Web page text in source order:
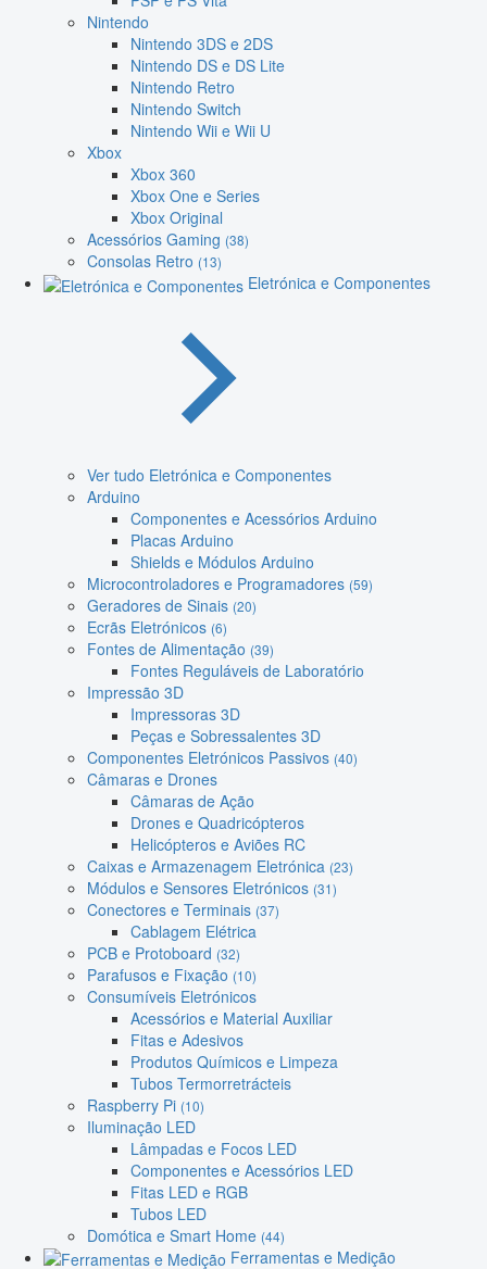
Nintendo
Nintendo 3DS e 2DS
Nintendo DS e DS Lite
Nintendo Retro
Nintendo Switch
Nintendo Wii e Wii U
Xbox
Xbox 360
Xbox One e Series
Xbox Original
Acessórios Gaming (38)
Consolas Retro (13)
Eletrónica e Componentes
Ver tudo Eletrónica e Componentes
Arduino
Componentes e Acessórios Arduino
Placas Arduino
Shields e Módulos Arduino
Microcontroladores e Programadores (59)
Geradores de Sinais (20)
Ecrãs Eletrónicos (6)
Fontes de Alimentação (39)
Fontes Reguláveis de Laboratório
Impressão 3D
Impressoras 3D
Peças e Sobressalentes 3D
Componentes Eletrónicos Passivos (40)
Câmaras e Drones
Câmaras de Ação
Drones e Quadricópteros
Helicópteros e Aviões RC
Caixas e Armazenagem Eletrónica (23)
Módulos e Sensores Eletrónicos (31)
Conectores e Terminais (37)
Cablagem Elétrica
PCB e Protoboard (32)
Parafusos e Fixação (10)
Consumíveis Eletrónicos
Acessórios e Material Auxiliar
Fitas e Adesivos
Produtos Químicos e Limpeza
Tubos Termorretrácteis
Raspberry Pi (10)
Iluminação LED
Lâmpadas e Focos LED
Componentes e Acessórios LED
Fitas LED e RGB
Tubos LED
Domótica e Smart Home (44)
Ferramentas e Medição